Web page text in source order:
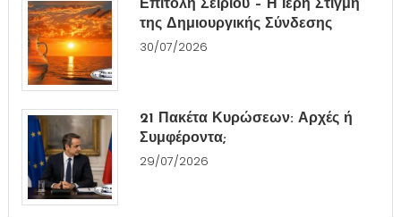
Επιτολή Σειρίου – Η Ιερή Στιγμή
της Δημιουργικής Σύνδεσης
30/07/2026
21 Πακέτα Κυρώσεων: Αρχές ή
Συμφέροντα;
29/07/2026